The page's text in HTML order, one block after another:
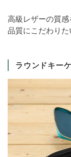
高級レザーの質
品質にこだわりた
ラウンドキー